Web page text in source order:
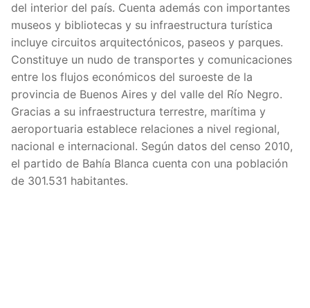
del interior del país. Cuenta además con importantes
museos y bibliotecas y su infraestructura turística
incluye circuitos arquitectónicos, paseos y parques.
Constituye un nudo de transportes y comunicaciones
entre los flujos económicos del suroeste de la
provincia de Buenos Aires y del valle del Río Negro.
Gracias a su infraestructura terrestre, marítima y
aeroportuaria establece relaciones a nivel regional,
nacional e internacional. Según datos del censo 2010,
el partido de Bahía Blanca cuenta con una población
de 301.531 habitantes.